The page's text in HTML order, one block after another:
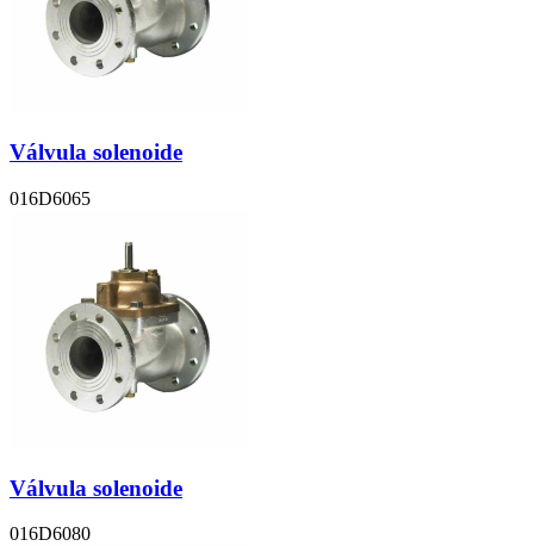
Válvula solenoide
016D6065
Válvula solenoide
016D6080